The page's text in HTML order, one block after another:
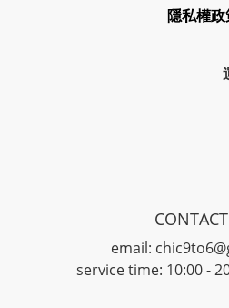
隱私權政
email:
service time: 10:00 -